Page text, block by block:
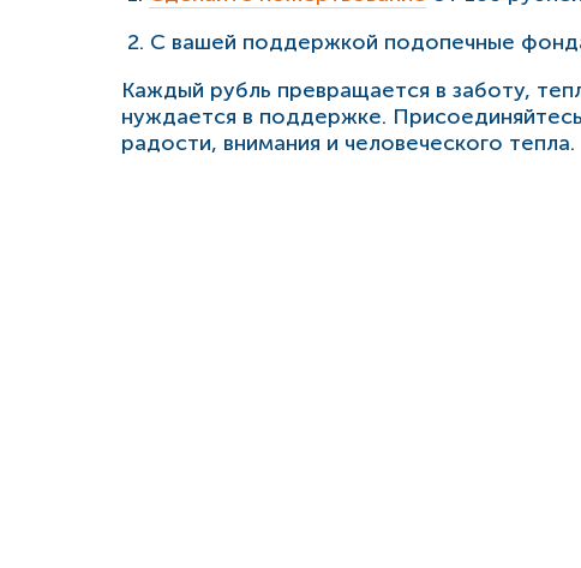
2. С вашей поддержкой подопечные
Каждый рубль превращается в заботу,
нуждается в поддержке.
радости, внимания и человеческого тепла.